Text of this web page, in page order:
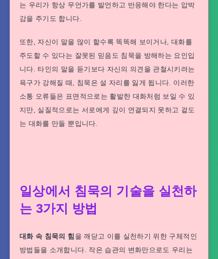
는 우리가 항상 무언가를 발언하고 반응해야 한다는 압박
감을 주기도 합니다.
또한, 자신이 말을 많이 할수록 똑똑해 보이거나, 대화를
주도할 수 있다는 잘못된 믿음도 침묵을 방해하는 요인입
니다. 타인의 말을 듣기보다 자신의 의견을 관철시키려는
욕구가 강해질 때, 침묵은 설 자리를 잃게 됩니다. 이러한
소통 오류들은 표면적으로는 활발한 대화처럼 보일 수 있
지만, 실질적으로는 서로에게 깊이 연결되지 못하고 겉도
는 대화를 만들 뿐입니다.
일상에서 침묵의 기술을 실천하
는 3가지 방법
대화 속 침묵의 힘 을 깨닫고 이를 실천하기 위한 구체적인
방법들을 소개합니다. 작은 습관의 변화만으로도 우리는